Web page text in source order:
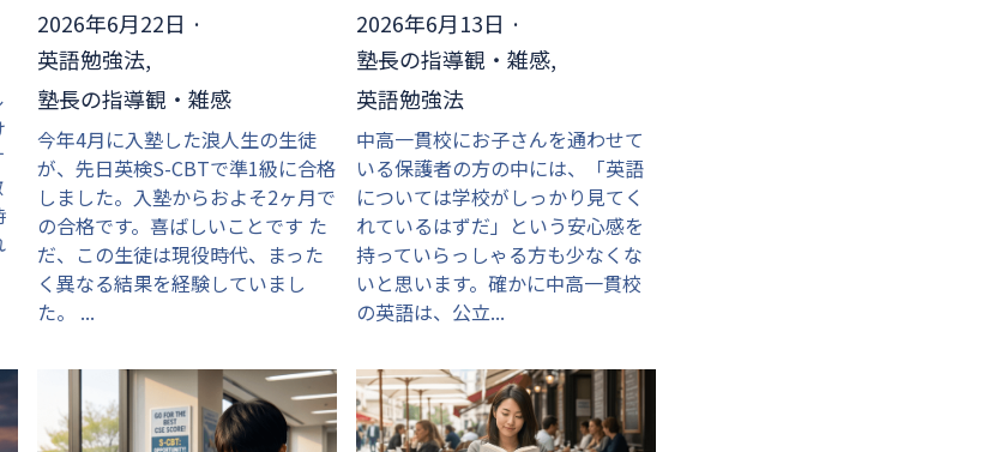
2026年6月22日 ·
英語勉強法,
塾長の指導観・雑感
今年4月に入塾した浪人生の生徒
が、先日英検S-CBTで準1級に合格
しました。入塾からおよそ2ヶ月で
の合格です。喜ばしいことです た
だ、この生徒は現役時代、まった
く異なる結果を経験していまし
た。 ...
2026年6月13日 ·
塾長の指導観・雑感,
英語勉強法
中高一貫校にお子さんを通わせて
いる保護者の方の中には、「英語
については学校がしっかり見てく
れているはずだ」という安心感を
持っていらっしゃる方も少なくな
いと思います。確かに中高一貫校
の英語は、公立...